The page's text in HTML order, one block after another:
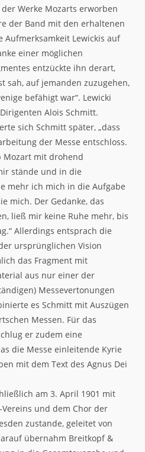
Werke Mozarts erworben
der Band mit den erhaltenen
Aufmerksamkeit Lewickis auf
einer möglichen
entzückte ihn derart,
sah, auf jemanden zuzugehen,
befähigt war“. Lewicki
Alois Schmitt.
sich Schmitt später, „dass
der Messe entschloss.
Mozart mit drohend
stände und in die
mehr ich mich in die Aufgabe
mich. Der Gedanke, das
ließ mir keine Ruhe mehr, bis
Allerdings entsprach die
ursprünglichen Vision
das Fragment mit
aus nur einer der
Messevertonungen
es Schmitt mit Auszügen
Messen. Für das
er zudem eine
die Messe einleitende Kyrie
mit dem Text des Agnus Dei
am 3. April 1901 mit
und dem Chor der
zustande, geleitet von
übernahm Breitkopf &